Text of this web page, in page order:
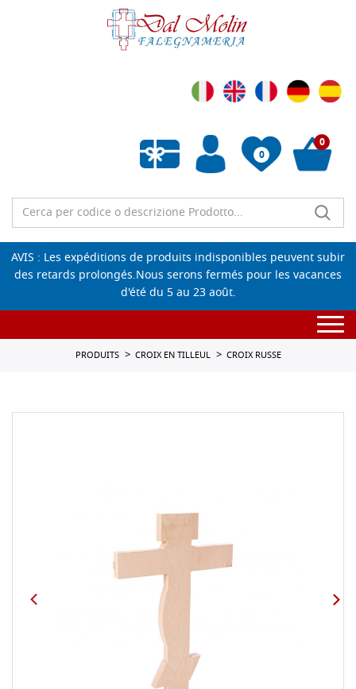
0
Liste de souhaits vide
0
AVIS : Les expéditions de produits indisponibles peuvent subir
des retards prolongés.Nous serons fermés pour les vacances
d'été du 5 au 23 août.
PRODUITS CROIX EN TILLEUL CROIX RUSSE